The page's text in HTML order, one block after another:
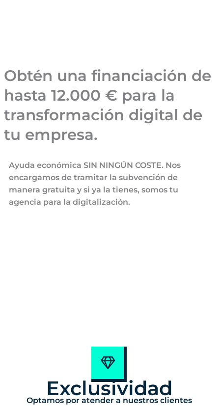
Obtén una financiación de
hasta 12.000 € para la
transformación digital de
tu empresa.
Ayuda económica SIN NINGÚN COSTE. Nos
encargamos de tramitar la subvención de
manera gratuita y si ya la tienes, somos tu
agencia para la digitalización.
Exclusividad
Optamos por atender a nuestros clientes